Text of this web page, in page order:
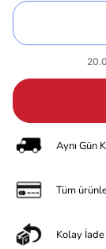
Aynı Gün
Tüm
Kolay İade